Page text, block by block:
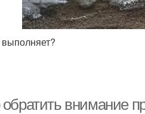
внимание